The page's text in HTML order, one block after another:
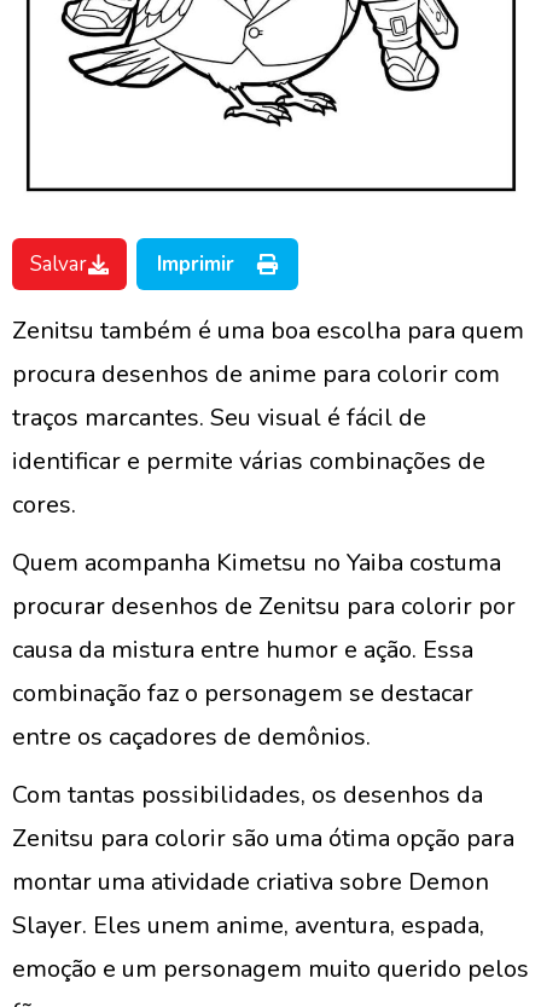
Salvar Imprimir
Zenitsu também é uma boa escolha para quem
procura desenhos de anime para colorir com
traços marcantes. Seu visual é fácil de
identificar e permite várias combinações de
cores.
Quem acompanha Kimetsu no Yaiba costuma
procurar desenhos de Zenitsu para colorir por
causa da mistura entre humor e ação. Essa
combinação faz o personagem se destacar
entre os caçadores de demônios.
Com tantas possibilidades, os desenhos da
Zenitsu para colorir são uma ótima opção para
montar uma atividade criativa sobre Demon
Slayer. Eles unem anime, aventura, espada,
emoção e um personagem muito querido pelos